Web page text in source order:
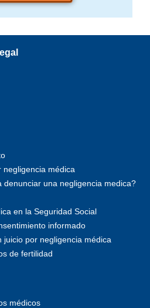
negligencia médica
una negligencia medica?
en la Seguridad Social
informado
juicio por negligencia médica
de fertilidad
médicos